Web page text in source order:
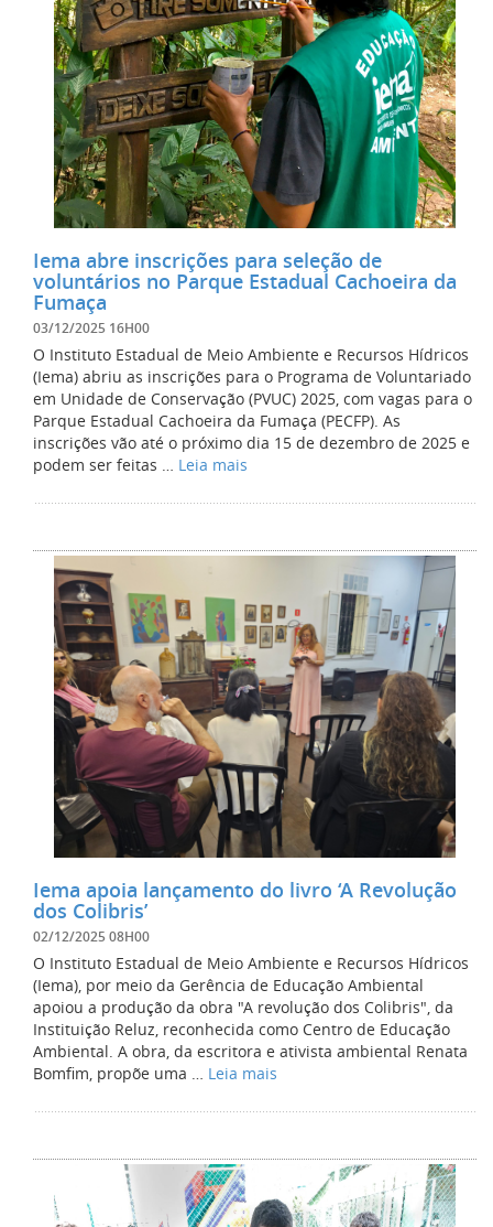
Iema abre inscrições para seleção de
voluntários no Parque Estadual Cachoeira da
Fumaça
03/12/2025 16H00
O Instituto Estadual de Meio Ambiente e Recursos Hídricos
(Iema) abriu as inscrições para o Programa de Voluntariado
em Unidade de Conservação (PVUC) 2025, com vagas para o
Parque Estadual Cachoeira da Fumaça (PECFP). As
inscrições vão até o próximo dia 15 de dezembro de 2025 e
podem ser feitas … Leia mais
Iema apoia lançamento do livro ‘A Revolução
dos Colibris’
02/12/2025 08H00
O Instituto Estadual de Meio Ambiente e Recursos Hídricos
(Iema), por meio da Gerência de Educação Ambiental
apoiou a produção da obra "A revolução dos Colibris", da
Instituição Reluz, reconhecida como Centro de Educação
Ambiental. A obra, da escritora e ativista ambiental Renata
Bomfim, propõe uma … Leia mais